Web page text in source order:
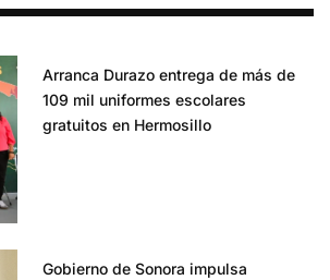
Arranca Durazo entrega de más de
109 mil uniformes escolares
gratuitos en Hermosillo
Gobierno de Sonora impulsa